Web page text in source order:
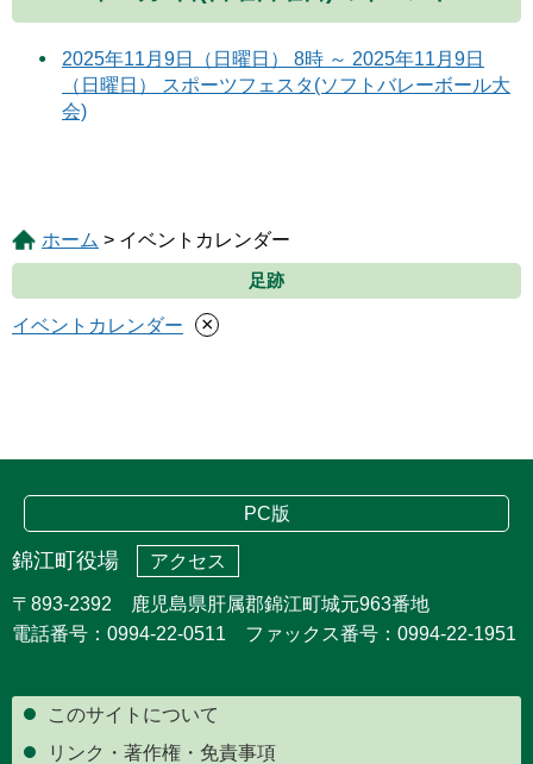
2025年11月9日（日曜日） 8時 ～ 2025年11月9日
（日曜日） スポーツフェスタ(ソフトバレーボール大
会)
ホーム > イベントカレンダー
足跡
イベントカレンダー ×
PC版
錦江町役場 アクセス
〒893-2392 鹿児島県肝属郡錦江町城元963番地
電話番号：0994-22-0511 ファックス番号：0994-22-1951
このサイトについて
リンク・著作権・免責事項